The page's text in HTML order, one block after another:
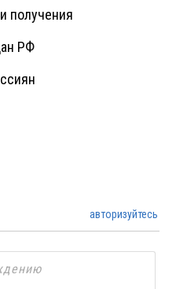
получения
РФ
авторизуйтесь